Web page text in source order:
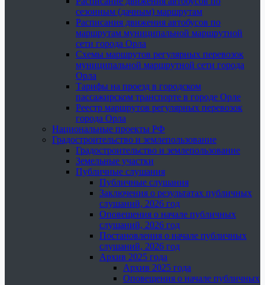
сезонным (дачным) маршрутам
Расписания движения автобусов по
маршрутам муниципальной маршрутной
сети города Орла
Схемы маршрутов регулярных перевозок
муниципальной маршрутной сети города
Орла
Тарифы на проезд в городском
пассажирском транспорте в городе Орле
Реестр маршрутов регулярных перевозок
города Орла
Национальные проекты РФ
Градостроительство и землепользование
Градостроительство и землепользование
Земельные участки
Публичные слушания
Публичные слушания
Заключения о результатах публичных
слушаний, 2026 год
Оповещения о начале публичных
слушаний, 2026 год
Постановления о начале публичных
слушаний, 2026 год
Архив 2025 года
Архив 2025 года
Оповещения о начале публичных